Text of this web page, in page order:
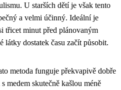
U starších dětí je však tento
a velmi účinný. Ideální je
třicet minut před plánovaným
látky dostatek času začít působit.
metoda funguje překvapivě dobře
medem skutečně kašlou méně